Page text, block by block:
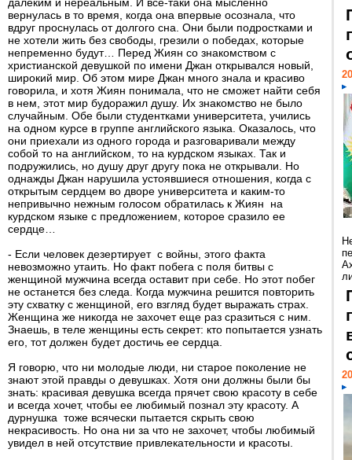
вернулась в то время, когда она впервые осознала, что
вдруг проснулась от долгого сна. Они были подростками и
не хотели жить без свободы, грезили о победах, которые
непременно будут… Перед Жиян со знакомством с
христианской девушкой по имени Джан открывался новый,
широкий мир. Об этом мире Джан много знала и красиво
говорила, и хотя Жиян понимала, что не сможет найти себя
в нем, этот мир будоражил душу. Их знакомство не было
случайным. Обе были студентками университета, учились
на одном курсе в группе английского языка. Оказалось, что
они приехали из одного города и разговаривали между
собой то на английском, то на курдском языках. Так и
подружились, но душу друг другу пока не открывали. Но
однажды Джан нарушила устоявшиеся отношения, когда с
открытым сердцем во дворе университета и каким-то
непривычно нежным голосом обратилась к Жиян на
курдском языке с предложением, которое сразило ее
сердце…
- Если человек дезертирует с войны, этого факта
невозможно утаить. Но факт побега с поля битвы с
женщиной мужчина всегда оставит при себе. Но этот побег
не останется без следа. Когда мужчина решится повторить
эту схватку с женщиной, его взгляд будет выражать страх.
Женщина же никогда не захочет еще раз сразиться с ним.
Знаешь, в теле женщины есть секрет: кто попытается узнать
его, тот должен будет достичь ее сердца.
Я говорю, что ни молодые люди, ни старое поколение не
знают этой правды о девушках. Хотя они должны были бы
знать: красивая девушка всегда прячет свою красоту в себе
и всегда хочет, чтобы ее любимый познал эту красоту. А
дурнушка тоже всячески пытается скрыть свою
некрасивость. Но она ни за что не захочет, чтобы любимый
увидел в ней отсутствие привлекательности и красоты.